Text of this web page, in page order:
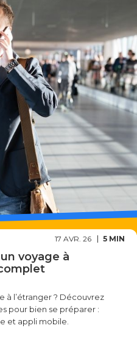
17 AVR. 26 5 MIN
voyage à
à l’étranger ? Découvrez
pour bien se préparer :
et appli mobile.